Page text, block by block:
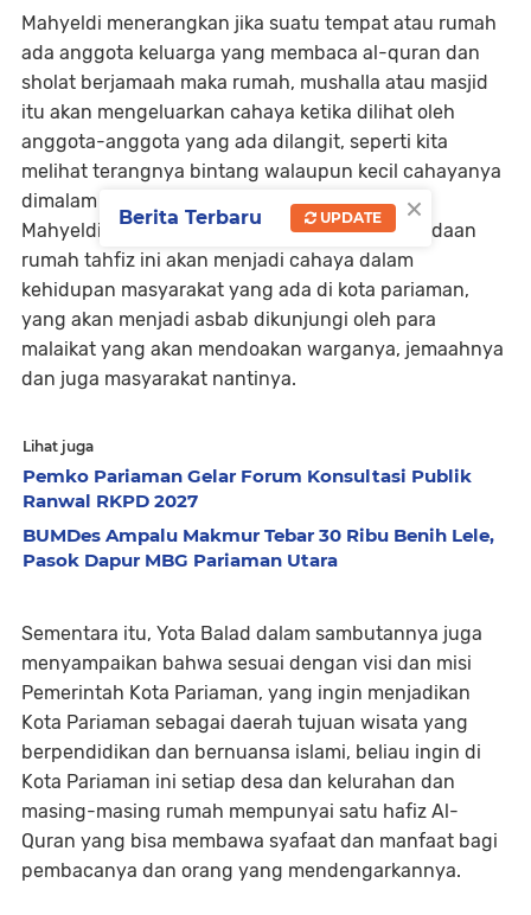
Mahyeldi menerangkan jika suatu tempat atau rumah
ada anggota keluarga yang membaca al-quran dan
sholat berjamaah maka rumah, mushalla atau masjid
itu akan mengeluarkan cahaya ketika dilihat oleh
anggota-anggota yang ada dilangit, seperti kita
melihat terangnya bintang walaupun kecil cahayanya
dimalam yang gelap gulita.
Mahyeldi berharap, mudah-mudahaan keberadaan
rumah tahfiz ini akan menjadi cahaya dalam
kehidupan masyarakat yang ada di kota pariaman,
yang akan menjadi asbab dikunjungi oleh para
malaikat yang akan mendoakan warganya, jemaahnya
dan juga masyarakat nantinya.
Lihat juga
Pemko Pariaman Gelar Forum Konsultasi Publik
Ranwal RKPD 2027
BUMDes Ampalu Makmur Tebar 30 Ribu Benih Lele,
Pasok Dapur MBG Pariaman Utara
Sementara itu, Yota Balad dalam sambutannya juga
menyampaikan bahwa sesuai dengan visi dan misi
Pemerintah Kota Pariaman, yang ingin menjadikan
Kota Pariaman sebagai daerah tujuan wisata yang
berpendidikan dan bernuansa islami, beliau ingin di
Kota Pariaman ini setiap desa dan kelurahan dan
masing-masing rumah mempunyai satu hafiz Al-
Quran yang bisa membawa syafaat dan manfaat bagi
pembacanya dan orang yang mendengarkannya.
×
Berita Terbaru UPDATE